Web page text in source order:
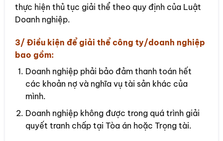
thực hiện thủ tục giải thể theo quy định của Luật
Doanh nghiệp.
3/ Điều kiện để giải thể công ty/doanh nghiệp
bao gồm:
Doanh nghiệp phải bảo đảm thanh toán hết
các khoản nợ và nghĩa vụ tài sản khác của
mình.
Doanh nghiệp không được trong quá trình giải
quyết tranh chấp tại Tòa án hoặc Trọng tài.